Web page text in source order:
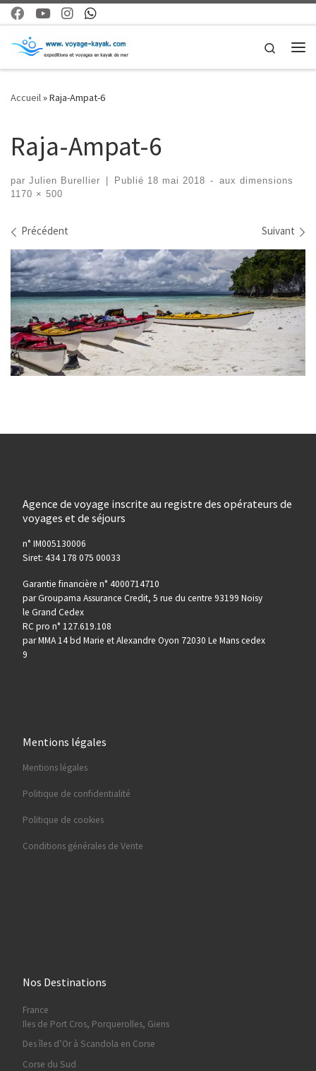
Skip to content
Search
Accueil»Raja-Ampat-6
Raja-Ampat-6
par Julien Burellier Publié 18 mai 2018 -
aux dimensions
1170 × 500
Navigation dans les images
Précédent Suivant
Agence de voyage inscrite au registre des opérateurs de
voyages et de séjours
n° IM005130006
Siret: 434 178 075 00033
Garantie financière n° 4000714710
par Groupama Assurance Credit, 5 rue du centre 93199 Noisy
le Grand Cedex
RC pro n° 127.619.108
par MMA 14 bd Marie et Alexandre Oyon 72030 Le Mans cedex
9
Mentions légales
Mentions légales
Politique de confidentialité
Politique de cookies
Conditions générales de Vente
Nos Destinations
France
Iles de Port Cros, Porquerolles, Giens
Des îles d’Or à Scandola en Corse
Corse du Sud